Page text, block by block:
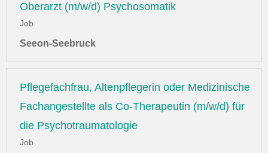
Oberarzt (m/w/d) Psychosomatik
Job
Seeon-Seebruck
Pflegefachfrau, Altenpflegerin oder Medizinische
Fachangestellte als Co-Therapeutin (m/w/d) für
die Psychotraumatologie
Job